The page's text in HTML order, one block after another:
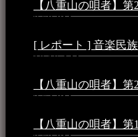
【八重山の唄者】
8:59 PM
[ レポート ] 音楽民
10:16 AM
【八重山の唄者】
3:54 PM
【八重山の唄者】